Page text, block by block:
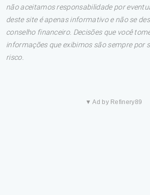
não aceitamos responsabilidade por
deste site é apenas informativo e não se
conselho financeiro. Decisões que você
informações que exibimos são sempre por
risco.
▼ Ad by Refinery89